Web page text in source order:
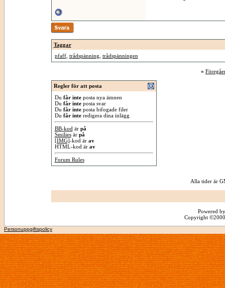
Taggar
pfaff, trådspänning trådspänningen
«
Regler för att posta
Du får inteposta nya ämnen
Du får inteposta svar
Du får inteposta bifogade filer
Du får interedigera dina inlägg
BB-kod är på
Smiliesär på
[IMG]-kod är av
HTML-kod är av
Forum Rules
Alla tider är
Powered
Copyright
Personuppgiftspolicy